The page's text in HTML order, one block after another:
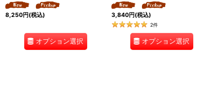
8,250円(税込)
オプション選択
3,840円(税込)
2件
オプション選択